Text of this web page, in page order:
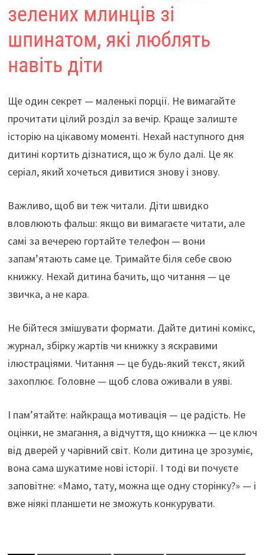
зелених млинців зі
шпинатом, які люблять
навіть діти
Ще один секрет — маленькі порції. Не вимагайте
прочитати цілий розділ за вечір. Краще залиште
історію на цікавому моменті. Нехай наступного дня
дитині кортить дізнатися, що ж було далі. Це як
серіал, який хочеться дивитися знову і знову.
Важливо, щоб ви теж читали. Діти швидко
вловлюють фальш: якщо ви вимагаєте читати, але
самі за вечерею гортайте телефон — вони
запам’ятають саме це. Тримайте біля себе свою
книжку. Нехай дитина бачить, що читання — це
звичка, а не кара.
Не бійтеся змішувати формати. Дайте дитині комікс,
журнал, збірку жартів чи книжку з яскравими
ілюстраціями. Читання — це будь-який текст, який
захоплює. Головне — щоб слова оживали в уяві.
І пам’ятайте: найкраща мотивація — це радість. Не
оцінки, не змагання, а відчуття, що книжка — це ключ
від дверей у чарівний світ. Коли дитина це зрозуміє,
вона сама шукатиме нові історії. І тоді ви почуєте
заповітне: «Мамо, тату, можна ще одну сторінку?» — і
вже ніякі планшети не зможуть конкурувати.